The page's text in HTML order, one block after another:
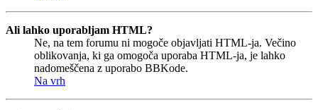
Ali lahko uporabljam HTML?
Ne, na tem forumu ni mogoče objavljati HTML-ja. Večino
oblikovanja, ki ga omogoča uporaba HTML-ja, je lahko
nadomeščena z uporabo BBKode.
Na vrh